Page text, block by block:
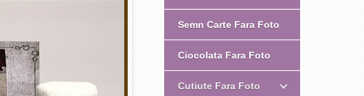
Semn Carte Fara Foto
Ciocolata Fara Foto
Cutiute Fara Foto